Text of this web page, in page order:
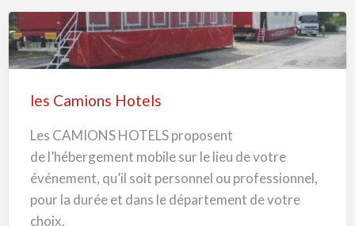
les
Camions
Hotelsles Camions Hotels
Les CAMIONS HOTELS proposent
de l’hébergement mobile sur le lieu de votre
événement, qu’il soit personnel ou professionnel,
pour la durée et dans le département de votre
choix.